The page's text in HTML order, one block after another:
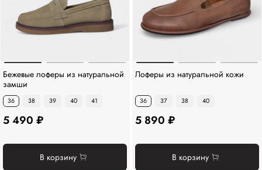
Бежевые лоферы из натуральной
замши
36 38 39 40 41
5 490 ₽
В корзину
Лоферы из натуральной кожи
36 37 38 40
5 890 ₽
В корзину